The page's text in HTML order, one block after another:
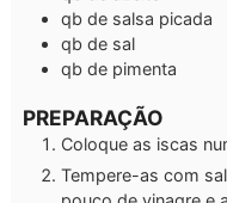
qb de salsa picada
qb de sal
qb de pimenta
PREPARAÇÃO
Coloque as iscas
Tempere-as com